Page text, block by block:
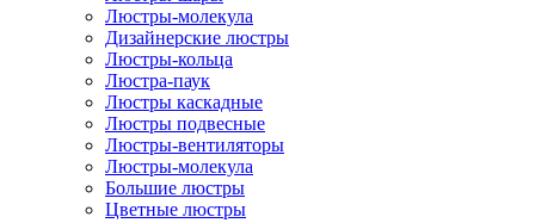
Люстры-молекула
Дизайнерские люстры
Люстры-кольца
Люстра-паук
Люстры каскадные
Люстры подвесные
Люстры-вентиляторы
Люстры-молекула
Большие люстры
Цветные люстры